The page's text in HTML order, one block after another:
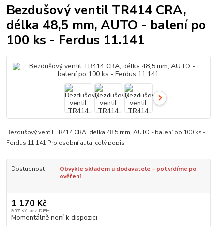
Bezdušový ventil TR414 CRA,
délka 48,5 mm, AUTO - balení po
100 ks - Ferdus 11.141
Bezdušový ventil TR414 CRA, délka 48,5 mm, AUTO - balení po 100 ks -
Ferdus 11.141 Pro osobní auta. celý popis
Dostupnost
Obvykle skladem u dodavatele – potvrdíme po
ověření
1 170 Kč
967 Kč bez DPH
Momentálně není k dispozici